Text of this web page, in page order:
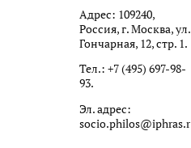
Адрес: 109240,
Россия, г. Москва, ул.
Гончарная, 12, стр. 1.
Тел.: +7 (495) 697-98-
93.
Эл. адрес:
socio.philos@iphras.ru